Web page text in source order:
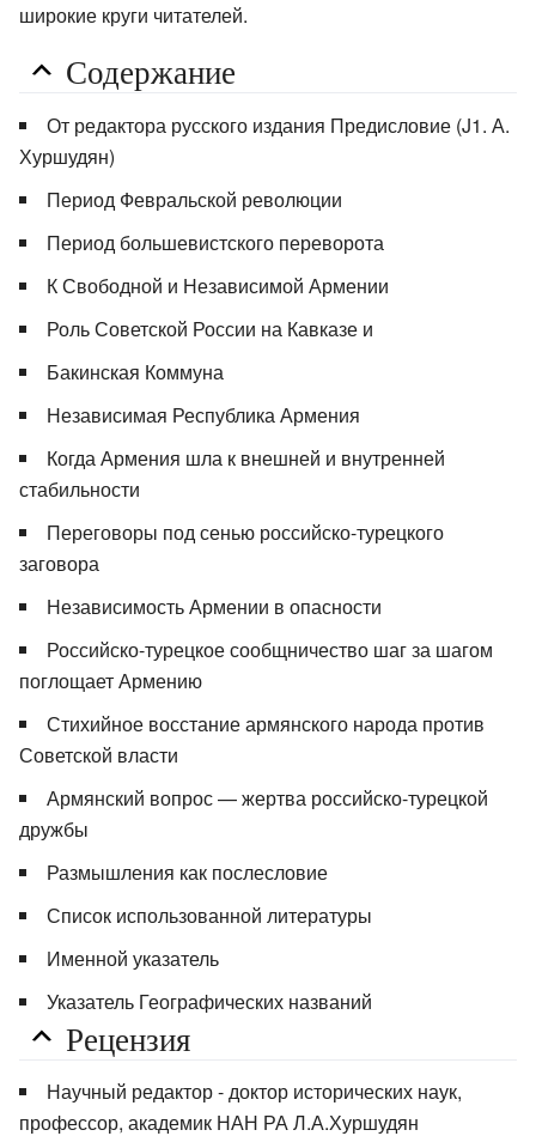
широкие круги читателей.
Содержание
От редактора русского издания Предисловие (J1. А.
Хуршудян)
Период Февральской революции
Период большевистского переворота
К Свободной и Независимой Армении
Роль Советской России на Кавказе и
Бакинская Коммуна
Независимая Республика Армения
Когда Армения шла к внешней и внутренней
стабильности
Переговоры под сенью российско-турецкого
заговора
Независимость Армении в опасности
Российско-турецкое сообщничество шаг за шагом
поглощает Армению
Стихийное восстание армянского народа против
Советской власти
Армянский вопрос — жертва российско-турецкой
дружбы
Размышления как послесловие
Список использованной литературы
Именной указатель
Указатель Географических названий
Рецензия
Научный редактор - доктор исторических наук,
профессор, академик НАН РА Л.А.Хуршудян